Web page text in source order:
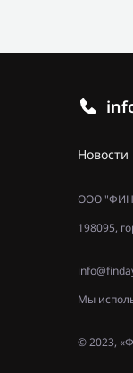
Новости
ООО
198095,
Мы
© 2023,